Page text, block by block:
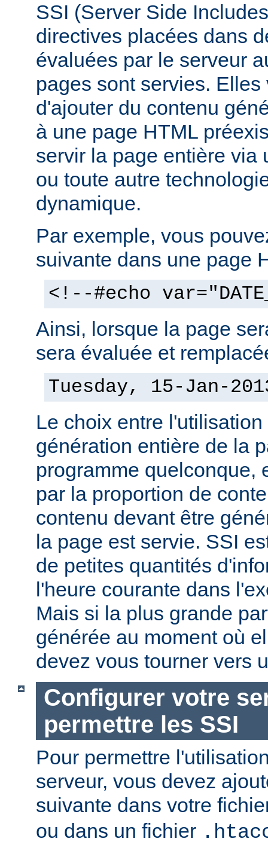
SSI (Server Side
directives placées dans
évaluées par le serveur
pages sont servies.
d'ajouter du contenu
à une page HTML
servir la page entière via
ou toute autre
dynamique.
Par exemple, vous
suivante dans une page
<!--#echo
Ainsi, lorsque la page
sera évaluée et
Tuesday, 15-Jan-
Le choix entre
génération entière de la
programme quelconque,
par la proportion de
contenu devant être
la page est servie. SSI
de petites quantités
l'heure courante dans
Mais si la plus grande
générée au moment où
devez vous tourner vers
Configurer votre
permettre les SSI
Pour permettre
serveur, vous devez
suivante dans votre
ou dans un fichier